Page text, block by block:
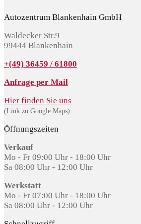
Autozentrum Blankenhain GmbH
Waldecker Str.9
99444 Blankenhain
+(49) 36459 / 61800
Anfrage per Mail
Hier finden Sie uns
(Link zu Google Maps)
Öffnungszeiten
Verkauf
Mo - Fr 09:00 Uhr - 18:00 Uhr
Sa 08:00 Uhr - 12:00 Uhr
Werkstatt
Mo - Fr 07:00 Uhr - 18:00 Uhr
Sa 08:00 Uhr - 12:00 Uhr